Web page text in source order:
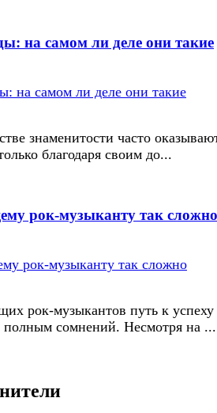
на самом ли деле они такие
знаменитости часто
благодаря своим до...
рок-музыканту так сложно
рок-музыкантов путь к успеху
полным сомнений. Несмотря на ...